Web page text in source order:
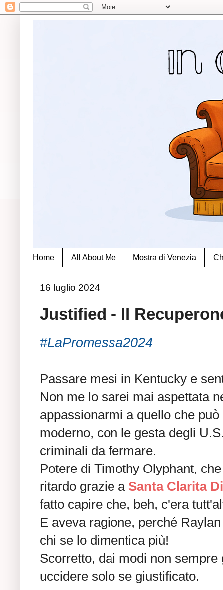
Home All About Me Mostra di Venezia
16 luglio 2024
Justified - Il
#LaPromessa2024
Passare mesi in Kentucky e
Non me lo sarei mai aspettata
appassionarmi a quello che
moderno, con le gesta degli
criminali da fermare.
Potere di Timothy Olyphant,
ritardo grazie a Santa Clarita
fatto capire che, beh, c'era
E aveva ragione, perché
chi se lo dimentica più!
Scorretto, dai modi non
uccidere solo se giustificato.